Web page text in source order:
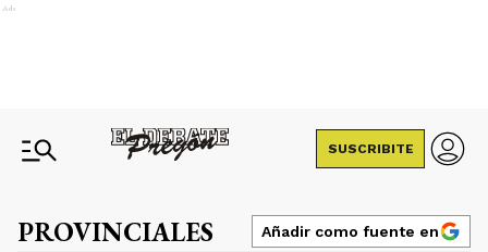
Ads
SUSCRIBITE
PROVINCIALES Añadir como fuente en